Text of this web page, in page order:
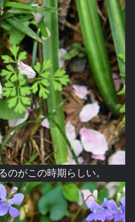
のがこの時期らしい。